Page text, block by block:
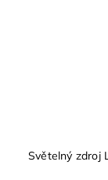
Světelný zdroj